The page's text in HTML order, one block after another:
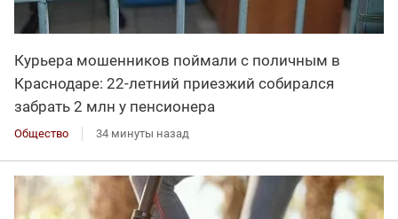
Курьера мошенников поймали с поличным в
Краснодаре: 22-летний приезжий собирался
забрать 2 млн у пенсионера
Общество 34 минуты назад